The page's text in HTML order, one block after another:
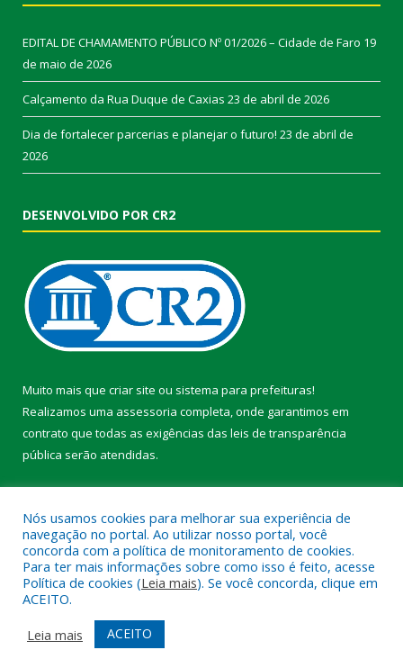
EDITAL DE CHAMAMENTO PÚBLICO Nº 01/2026 – Cidade de Faro 19
de maio de 2026
Calçamento da Rua Duque de Caxias 23 de abril de 2026
Dia de fortalecer parcerias e planejar o futuro! 23 de abril de
2026
DESENVOLVIDO POR CR2
Muito mais que criar site ou sistema para prefeituras!
Realizamos uma assessoria completa, onde garantimos em
contrato que todas as exigências das leis de transparência
pública serão atendidas.
Todos os direitos reservados a Prefeitura Municipal de Faro.
Mapa do Site
Acessar Área Administrativa
Acessar Webmail
Nós usamos cookies para melhorar sua experiência de
navegação no portal. Ao utilizar nosso portal, você
concorda com a política de monitoramento de cookies.
Para ter mais informações sobre como isso é feito, acesse
Política de cookies (Leia mais). Se você concorda, clique em
ACEITO.
Leia mais
ACEITO